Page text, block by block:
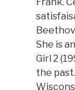
She is
Girl 2
the